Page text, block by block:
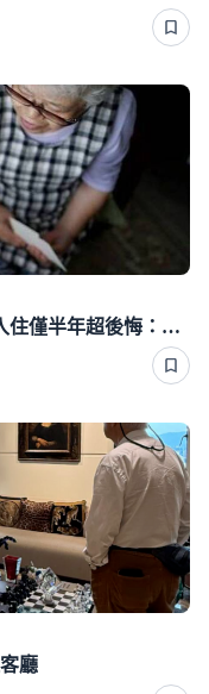
退休賣透天換市區公寓！7旬老夫妻入住僅半年超後悔：當初不該賣的
廳